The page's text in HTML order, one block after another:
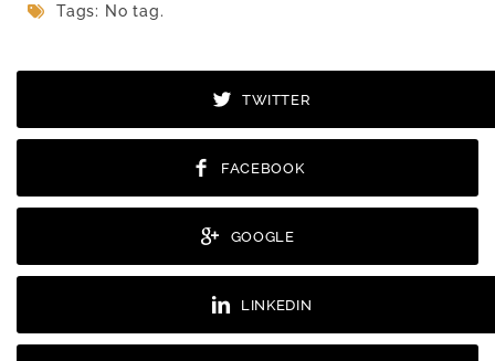
Tags: No tag.
TWITTER
FACEBOOK
GOOGLE
LINKEDIN